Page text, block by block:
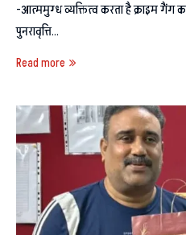
-आत्ममुग्ध व्यक्तित्व करता है क्राइम गैंग का
पुनरावृत्ति…
Read more